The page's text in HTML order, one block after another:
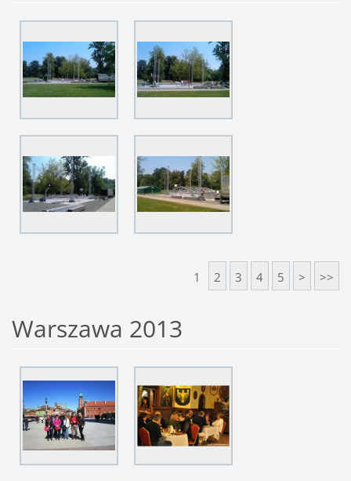
1 2 3 4 5 > >>
Warszawa 2013